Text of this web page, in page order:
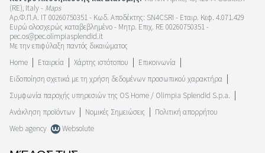
(RE), Italy - Maps
Αρ.Φ.Π.Α. IT 00260750351 - Κωδ. Αποδέκτης: SN4CSRI - Εταιρ. Κεφ. 4.071.429
Ευρώ ολοσχερώς καταβεβλημένο - Μητρ. Επιχ. RE 00260750351 -
pec.os@pec.olimpiasplendid.it
Με την επιφύλαξη παντός δικαιώματος
Home
Εταιρεία Χάρτης ιστότοπου
Επικοινωνία
Ειδοποίηση σχετικά με τη χρήση δεδομένων προσωπικού χαρακτήρα
Συμφωνία παροχής υπηρεσιών της OS Home / Olimpia Splendid S.p.a.
Ανάκληση προϊόντων
Νομικές Σημειώσεις
Πολιτική απορρήτου
Web agency
Websolute